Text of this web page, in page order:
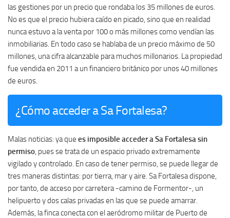
las gestiones por un precio que rondaba los 35 millones de euros.
No es que el precio hubiera caído en picado, sino que en realidad
nunca estuvo a la venta por 100 o más millones como vendían las
inmobiliarias. En todo caso se hablaba de un precio máximo de 50
millones, una cifra alcanzable para muchos millonarios. La propiedad
fue vendida en 2011 a un financiero británico por unos 40 millones
de euros.
¿Cómo acceder a Sa Fortalesa?
Malas noticias: ya que es imposible acceder a Sa Fortalesa sin
permiso , pues se trata de un espacio privado extremamente
vigilado y controlado. En caso de tener permiso, se puede llegar de
tres maneras distintas: por tierra, mar y aire. Sa Fortalesa dispone,
por tanto, de acceso por carretera -camino de Formentor-, un
helipuerto y dos calas privadas en las que se puede amarrar.
Además, la finca conecta con el aeródromo militar de Puerto de